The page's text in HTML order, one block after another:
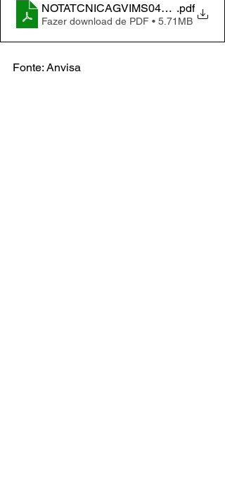
.pdf
Fazer download de PDF • 5.71MB
Fonte: Anvisa